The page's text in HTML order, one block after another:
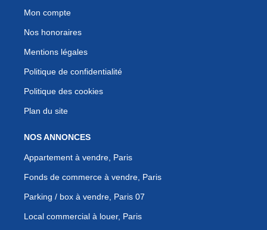
Mon compte
Nos honoraires
Mentions légales
Politique de confidentialité
Politique des cookies
Plan du site
NOS ANNONCES
Appartement à vendre, Paris
Fonds de commerce à vendre, Paris
Parking / box à vendre, Paris 07
Local commercial à louer, Paris